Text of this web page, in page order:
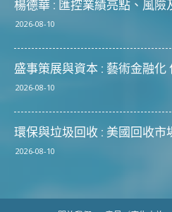
楊德華 : 匯控業績亮點、風險
2026-08-10
盛事策展與資本 : 藝術金融化
2026-08-10
環保與垃圾回收 : 美國回收市
2026-08-10